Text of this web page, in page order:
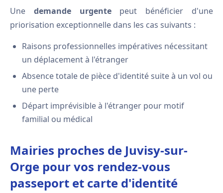
Une demande urgentepeut bénéficier d'une
priorisation exceptionnelle dans les cas suivants :
Raisons professionnelles impératives nécessitant
un déplacement à l'étranger
Absence totale de pièce d'identité suite à un vol ou
une perte
Départ imprévisible à l'étranger pour motif
familial ou médical
Mairies proches de Juvisy-sur-
Orge pour vos rendez-vous
passeport et carte d'identité